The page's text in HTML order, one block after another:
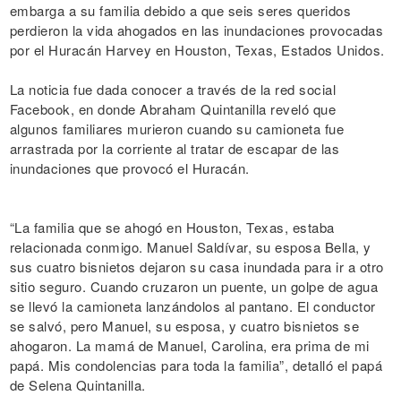
embarga a su familia debido a que seis seres queridos
perdieron la vida ahogados en las inundaciones provocadas
por el Huracán Harvey en Houston, Texas, Estados Unidos.
La noticia fue dada conocer a través de la red social
Facebook, en donde Abraham Quintanilla reveló que
algunos familiares murieron cuando su camioneta fue
arrastrada por la corriente al tratar de escapar de las
inundaciones que provocó el Huracán.
“La familia que se ahogó en Houston, Texas, estaba
relacionada conmigo. Manuel Saldívar, su esposa Bella, y
sus cuatro bisnietos dejaron su casa inundada para ir a otro
sitio seguro. Cuando cruzaron un puente, un golpe de agua
se llevó la camioneta lanzándolos al pantano. El conductor
se salvó, pero Manuel, su esposa, y cuatro bisnietos se
ahogaron. La mamá de Manuel, Carolina, era prima de mi
papá. Mis condolencias para toda la familia”, detalló el papá
de Selena Quintanilla.